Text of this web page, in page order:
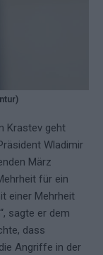
Krastev geht
Wladimir
März
für ein
einer Mehrheit
sagte er dem
dass
Angriffe in der